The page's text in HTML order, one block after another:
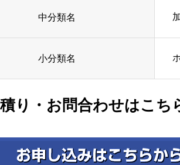
中分類名
小分類名
り・お問合わせはこち